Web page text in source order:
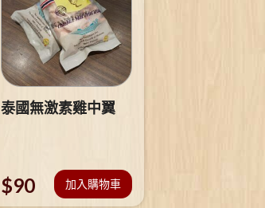
泰國無激素雞中翼
$90 加入購物車